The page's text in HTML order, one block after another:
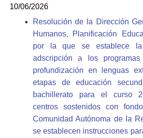
10/06/2026
Resolución de la Dirección
Humanos, Planificación
por la que se establece la
adscripción a los
profundización en lenguas
etapas de educación
bachillerato para el curso
centros sostenidos con
Comunidad Autónoma de la
se establecen instrucciones